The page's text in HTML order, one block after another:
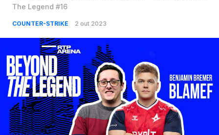
The Legend #16
COUNTER-STRIKE 2 out 2023